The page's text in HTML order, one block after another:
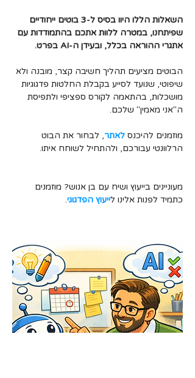
השאלות הללו היוו בסיס ל-3 בוטים ייחודיים
שפיתחנו, במטרה ללוות אתכם בהתמודדות עם
אתגרי ההוראה בכלל, ובעידן ה-AI בפרט.
הבוטים מציעים תהליך חשיבה קצר, מובנה ולא
שיפוטי, שנועד לסייע בקבלת החלטות פדגוגיות
מושכלות, בהתאמה לקורס ספציפי ולתפיסת
ה"אני מאמין" שלכם.
מוזמנים להיכנס לאתר, לבחור את הבוט
הרלוונטי עבורכם, ולהתחיל לשוחח איתו.
מעוניינים בייעוץ ושיח עם בן אנוש? מוזמנים
כתמיד לפנות אלינו לייעוץ הפדגוגי.